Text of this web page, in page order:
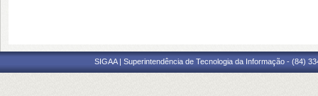
SIGAA | Superintendência de Tecnologia da Informação - (84)